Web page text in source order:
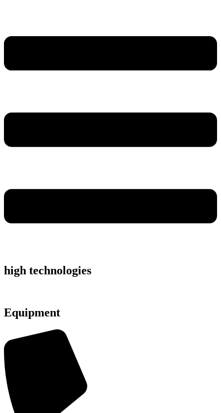
high technologies
Equipment